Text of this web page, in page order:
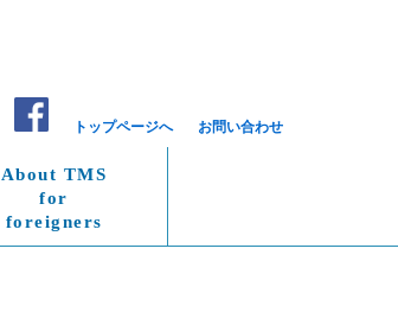
トップページへ お問い合わせ
About TMS
for
foreigners